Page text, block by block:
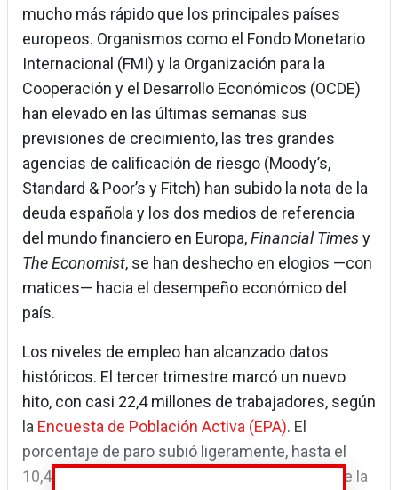
mucho más rápido que los principales países
europeos. Organismos como el Fondo Monetario
Internacional (FMI) y la Organización para la
Cooperación y el Desarrollo Económicos (OCDE)
han elevado en las últimas semanas sus
previsiones de crecimiento, las tres grandes
agencias de calificación de riesgo (Moody’s,
Standard & Poor’s y Fitch) han subido la nota de la
deuda española y los dos medios de referencia
del mundo financiero en Europa,Financial Timesy
The Economist, se han deshecho en elogios —con
matices— hacia el desempeño económico del
país.
Los niveles de empleo han alcanzado datos
históricos. El tercer trimestre marcó un nuevo
hito, con casi 22,4 millones de trabajadores, según
la Encuesta de Población Activa (EPA). El
porcentaje de paro subió ligeramente, hasta el
10,4%, pero lo hizo debido al fuerte aumento de la